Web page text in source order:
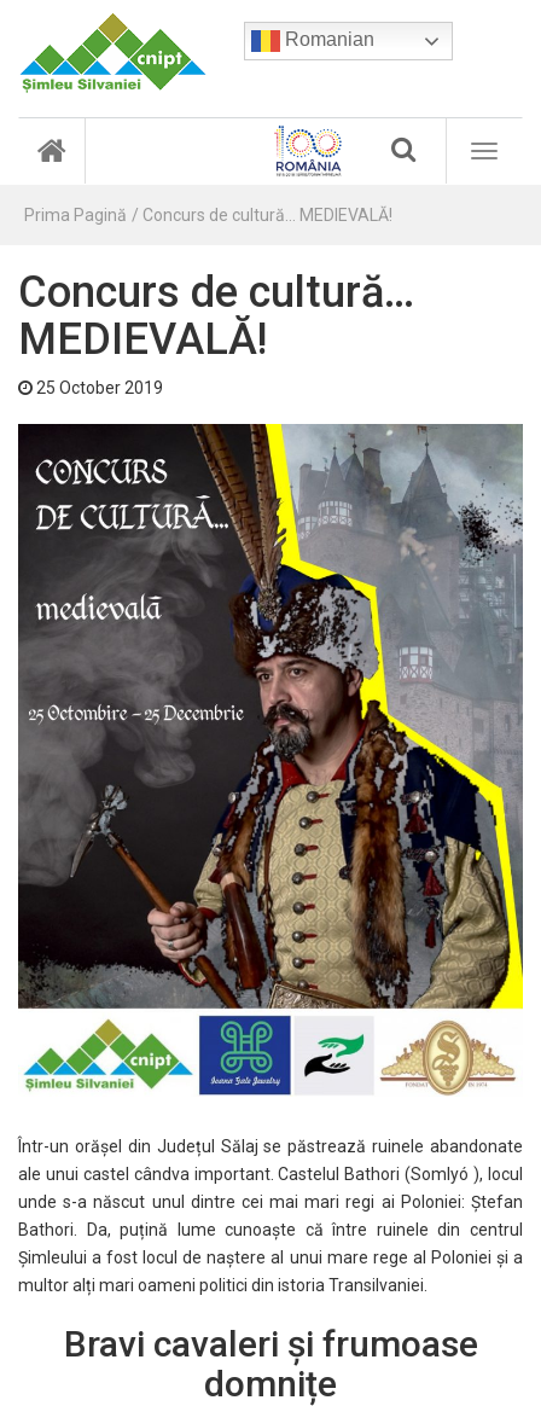
Romanian
T
o
n
(
r
n
t
)
Prima Pagină Concurs de cultură… MEDIEVALĂ!
Concurs de cultură…
MEDIEVALĂ!
25 October 2019
Într-un orășel din Județul Sălaj se păstrează ruinele abandonate
ale unui castel cândva important. Castelul Bathori (Somlyó ), locul
unde s-a născut unul dintre cei mai mari regi ai Poloniei: Ștefan
Bathori. Da, puțină lume cunoaște că între ruinele din centrul
Șimleului a fost locul de naștere al unui mare rege al Poloniei și a
multor alți mari oameni politici din istoria Transilvaniei.
Bravi cavaleri și frumoase
domnițe